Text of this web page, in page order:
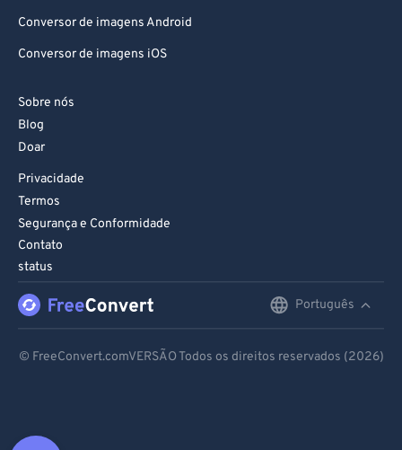
Conversor de imagens Android
Conversor de imagens iOS
Sobre nós
Blog
Doar
Privacidade
Termos
Segurança e Conformidade
Contato
status
Português
© FreeConvert.comVERSÃO Todos os direitos reservados (2026)